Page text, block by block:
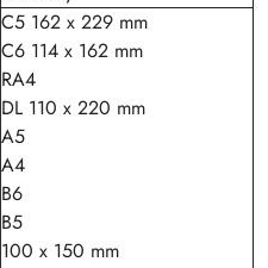
C5 162 x 229 mm
C6 114 x 162 mm
RA4
DL 110 x 220 mm
A5
A4
B6
B5
100 x 150 mm